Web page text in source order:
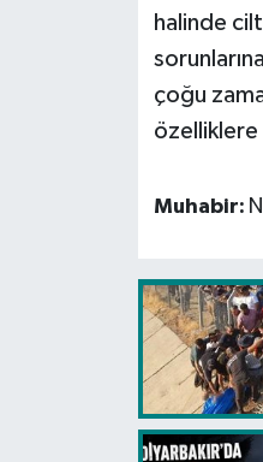
halinde
çoğu
özelliklere
Muhabir: